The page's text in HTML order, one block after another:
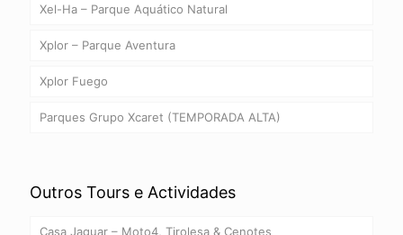
Xel-Ha – Parque Aquático Natural
Xplor – Parque Aventura
Xplor Fuego
Parques Grupo Xcaret (TEMPORADA ALTA)
Outros Tours e Actividades
Casa Jaguar – Moto4, Tirolesa & Cenotes